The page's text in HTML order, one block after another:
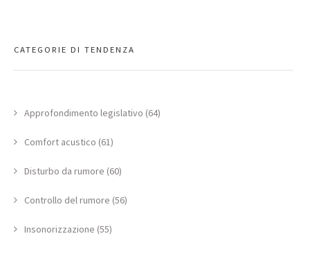
CATEGORIE DI TENDENZA
Approfondimento legislativo (64)
Comfort acustico (61)
Disturbo da rumore (60)
Controllo del rumore (56)
Insonorizzazione (55)